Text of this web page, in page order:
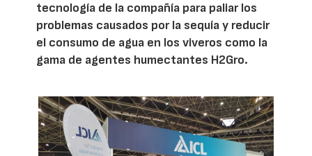
tecnología de la compañía para paliar los
problemas causados por la sequía y reducir
el consumo de agua en los viveros como la
gama de agentes humectantes H2Gro.